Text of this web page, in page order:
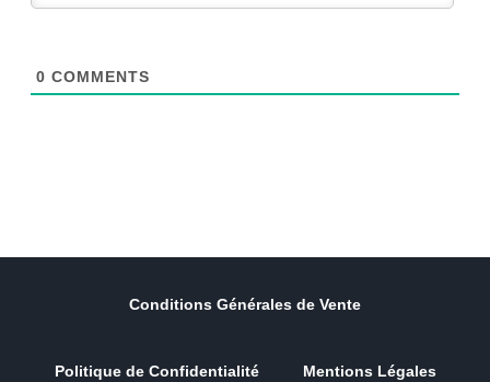
0 COMMENTS
Conditions Générales de Vente
Politique de Confidentialité Mentions Légales